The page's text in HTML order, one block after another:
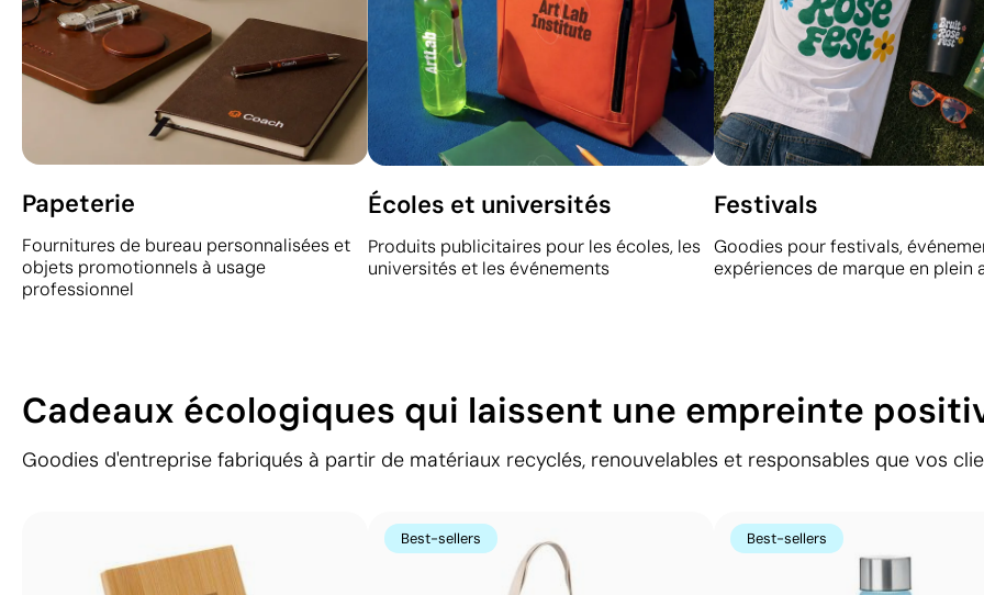
Papeterie
Fournitures de bureau personnalisées et
objets promotionnels à usage
professionnel
Écoles et universités
Produits publicitaires pour les écoles, les
universités et les événements
Festivals
Goodies pour festivals,
expériences de marque en plein
Cadeaux écologiques qui laissent une empreinte
Goodies d'entreprise fabriqués à partir de matériaux recyclés, renouvelables et responsables que vos
Best-sellers Best-sellers